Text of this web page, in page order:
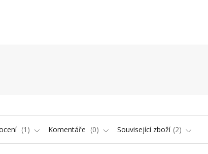
1 Komentáře 0 Související zboží 2